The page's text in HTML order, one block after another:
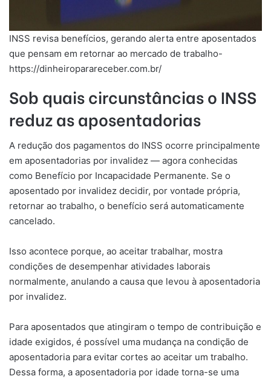
INSS revisa benefícios, gerando alerta entre aposentados
que pensam em retornar ao mercado de trabalho-
https://dinheiroparareceber.com.br/
Sob quais circunstâncias o INSS
reduz as aposentadorias
A redução dos pagamentos do INSS ocorre principalmente
em aposentadorias por invalidez — agora conhecidas
como Benefício por Incapacidade Permanente. Se o
aposentado por invalidez decidir, por vontade própria,
retornar ao trabalho, o benefício será automaticamente
cancelado.
Isso acontece porque, ao aceitar trabalhar, mostra
condições de desempenhar atividades laborais
normalmente, anulando a causa que levou à aposentadoria
por invalidez.
Para aposentados que atingiram o tempo de contribuição e
idade exigidos, é possível uma mudança na condição de
aposentadoria para evitar cortes ao aceitar um trabalho.
Dessa forma, a aposentadoria por idade torna-se uma